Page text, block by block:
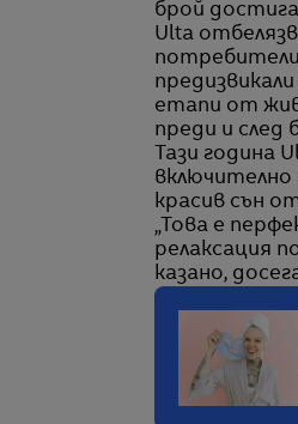
брой
Ulta
етапи от
преди и след
Тази година
включително
красив сън
„Това е
релаксация
казано,